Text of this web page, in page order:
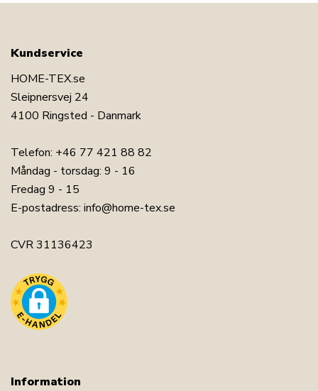
Kundservice
HOME-TEX.se
Sleipnersvej 24
4100 Ringsted - Danmark
Telefon: +46 77 421 88 82
Måndag - torsdag: 9 - 16
Fredag 9 - 15
E-postadress: info@home-tex.se
CVR 31136423
Information